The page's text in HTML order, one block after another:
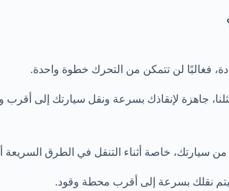
فغالبًا لن تتمكن من التحرك خطوة واحدة.
جاهزة لإنقاذك بسرعة ونقل سيارتك إلى أقرب
سيارتك، خاصة أثناء التنقل في الطرق السريعة
نقلك بسرعة إلى أقرب محطة وقود.